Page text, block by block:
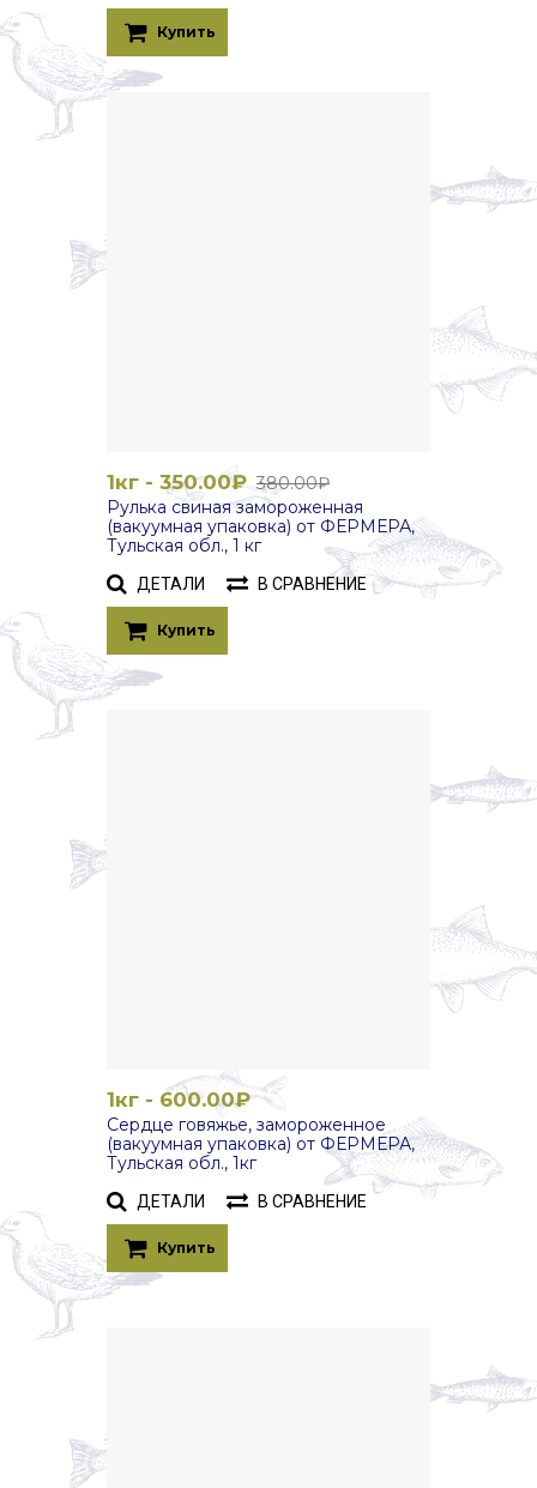
Купить
1кг - 350.00₽ 380.00₽
Рулька свиная замороженная
(вакуумная упаковка) от ФЕРМЕРА,
Тульская обл., 1 кг
ДЕТАЛИ В СРАВНЕНИЕ
Купить
1кг - 600.00₽
Сердце говяжье, замороженное
(вакуумная упаковка) от ФЕРМЕРА,
Тульская обл., 1кг
ДЕТАЛИ В СРАВНЕНИЕ
Купить